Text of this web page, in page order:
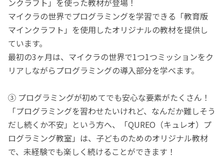
マイクラの世界でプログラミングを学習できる「教育版
マインクラフト」を使用したオリジナルの教材を提供し
ています。
最初の3ヶ月は、マイクラの世界で1つ1つミッションをク
リアしながらプログラミングの導入部分を学べます。
③ プログラミングが初めてでも安心な要素がたくさん！
「プログラミングを習わせたいけれど、なんだか難しそう
だし続くか不安」という方へ、「QUREO（キュレオ）プ
ログラミング教室」は、子どものためのオリジナル教材
で、未経験でも楽しく続けることができます！